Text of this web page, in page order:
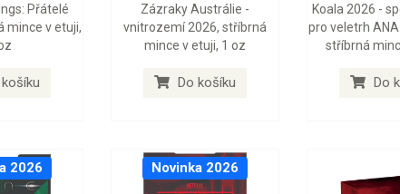
Přátelé
mince v etuji,
Zázraky Austrálie -
vnitrozemí 2026, stříbrná
mince v etuji, 1 oz
Do košíku
Koala 2026 -
pro veletrh
stříbrná
Do
2026 Novinka 2026